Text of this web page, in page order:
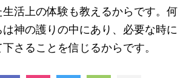
生活上の体験も教えるからです。何
神の護りの中にあり、必要な時に
さることを信じるからです。